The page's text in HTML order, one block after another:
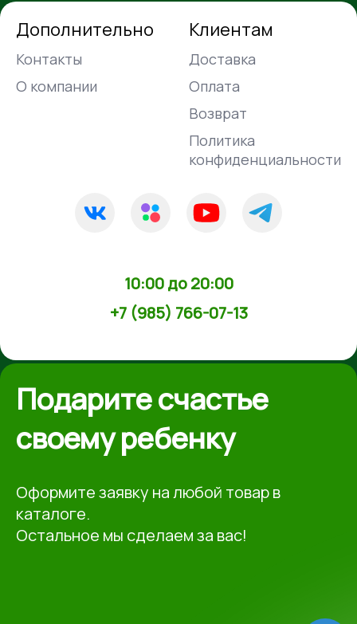
Подарите счастье
своему ребенку
Оформите заявку на любой товар в
каталоге.
Остальное мы сделаем за вас!
Дополнительно
Контакты
О компании
Клиентам
Доставка
Оплата
Возврат
Политика
конфиденциальности
10:00 до 20:00
+7 (985) 766-07-13